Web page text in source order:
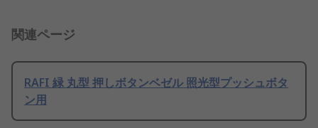
関連ページ
RAFI 緑 丸型 押しボタンベゼル 照光型プッシュボタ
ン用